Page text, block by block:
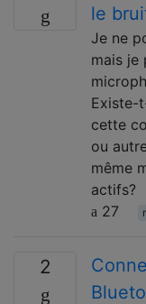
le
Je ne
mais je
Existe-
cette
ou
même
actifs?
27
2